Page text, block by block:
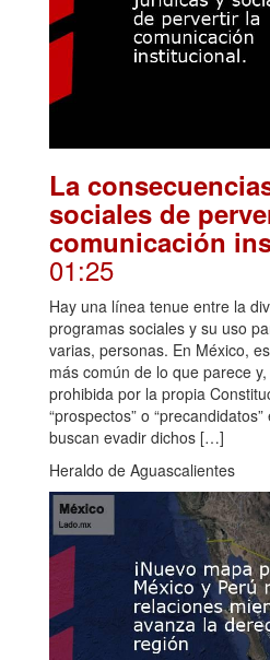
La
sociales de
comunicación
01:25
Hay una línea tenue entre la
programas sociales y su uso
varias, personas. En México,
más común de lo que parece
prohibida por la propia
“prospectos” o
buscan evadir dichos […]
Heraldo de Aguascalientes